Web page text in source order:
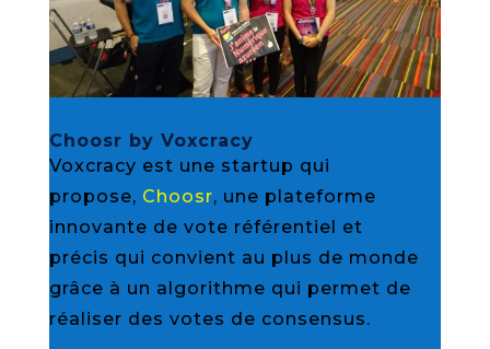
Choosr by Voxcracy
Voxcracy est une startup qui
propose, Choosr, une plateforme
innovante de vote référentiel et
précis qui convient au plus de monde
grâce à un algorithme qui permet de
réaliser des votes de consensus.